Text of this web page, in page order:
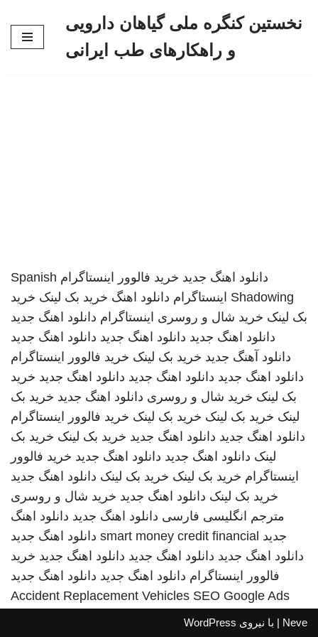
نخستین کنگره ملی گیاهان دارویی
و راهکارهای طب ایرانی
دانلود اهنگ جدید خرید فالوور اینستاگرام Spanish
Shadowing اینستاگرام دانلود اهنگ خرید بک لینک خرید
بک لینک خرید شال و روسری اینستاگرام دانلود اهنگ جدید
دانلود اهنگ جدید دانلود اهنگ جدید دانلود اهنگ جدید
دانلود آهنگ جدید خرید بک لینک خرید فالوور اینستاگرام
دانلود اهنگ جدید دانلود اهنگ جدید دانلود اهنگ جدید خرید
بک لینک خرید شال و روسری دانلود اهنگ جدید خرید بک
لینک خرید بک لینک خرید بک لینک خرید فالوور اینستاگرام
دانلود اهنگ جدید دانلود اهنگ جدید خرید بک لینک خرید بک
لینک دانلود اهنگ جدید دانلود اهنگ جدید خرید فالوور
اینستاگرام خرید بک لینک خرید بک لینک دانلود اهنگ جدید
خرید بک لینک دانلود اهنگ جدید خرید شال و روسری
مترجم انگلیسی فارسی دانلود اهنگ جدید دانلود اهنگ
جدید smart money credit financial دانلود اهنگ جدید
دانلود اهنگ جدید دانلود اهنگ جدید دانلود اهنگ جدید خرید
فالوور اینستاگرام دانلود اهنگ جدید دانلود اهنگ جدید
Accident Replacement Vehicles SEO Google Ads
Neve | با نیروی WordPress